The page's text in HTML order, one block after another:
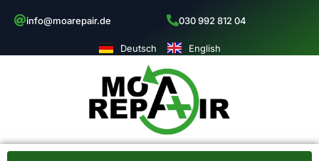
info@moarepair.de 030 992 812 04
Deutsch English